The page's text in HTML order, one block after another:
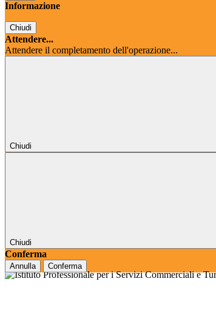
Informazione
Chiudi
Attendere...
Attendere il completamento dell'operazione...
Chiudi
Chiudi
Conferma
Annulla Conferma